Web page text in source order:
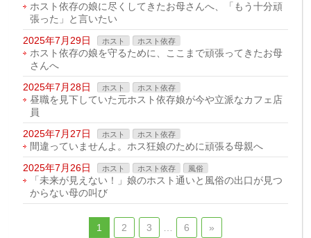
ホスト依存の娘に尽くしてきたお母さんへ、「もう十分頑
張った」と言いたい
2025年7月29日
ホスト ホスト依存
ホスト依存の娘を守るために、ここまで頑張ってきたお母
さんへ
2025年7月28日
ホスト ホスト依存
昼職を見下していた元ホスト依存娘が今や立派なカフェ店
員
2025年7月27日
ホスト ホスト依存
間違っていませんよ。ホス狂娘のために頑張る母親へ
2025年7月26日
ホスト ホスト依存 風俗
「未来が見えない！」娘のホスト通いと風俗の出口が見つ
からない母の叫び
1 2 3 6 »